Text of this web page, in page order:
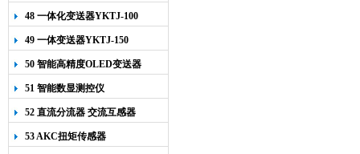
检仪
48 一体化变送器YKTJ-100
49 一体变送器YKTJ-150
50 智能高精度OLED变送器
YK-218
51 智能数显测控仪
52 直流分流器 交流互感器
53 AKC扭矩传感器